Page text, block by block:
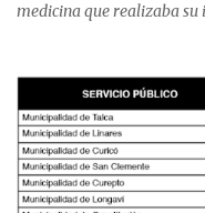
medicina que realizaba su
malestares físicos. Dada
equipo médico determinó
Regional de Talca y dado
Talca con escolta de
estudiante de medicina de